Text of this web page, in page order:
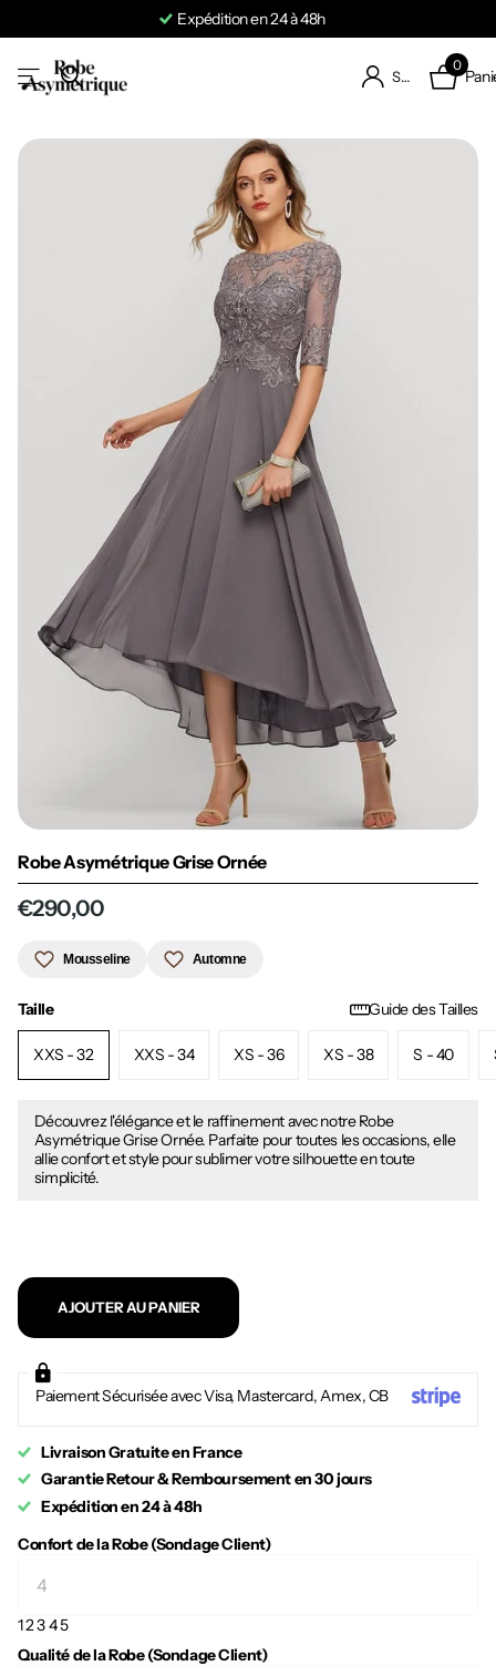
Expédition en 24 à 48h
S'identifier
0
Robe Asymétrique Grise Ornée
€290,00
Mousseline Automne
Taille Guide des Tailles
XXS - 32 XXS - 34 XS - 36 XS - 38 S - 40
Découvrez l'élégance et le raffinement avec notre Robe
Asymétrique Grise Ornée. Parfaite pour toutes les occasions, elle
allie confort et style pour sublimer votre silhouette en toute
simplicité.
AJOUTER AU PANIER
Paiement Sécurisée avec Visa, Mastercard, Amex, CB
Livraison Gratuite en France
Garantie Retour & Remboursement en 30 jours
Expédition en 24 à 48h
Confort de la Robe (Sondage Client)
12345
Qualité de la Robe (Sondage Client)